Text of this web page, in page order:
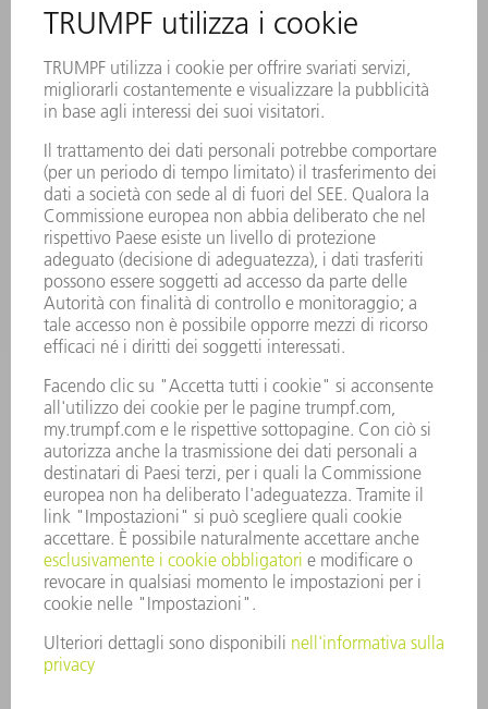
PRODOTTI
MACCHINE & SISTEMI
ELETTRONICA DI POTENZA
MACCHINE UTENSILI ELETTRICHE
SMART FACTORY
SOFTWARE
SERVICES
APPLICAZIONI
SETTORI
L'AZIENDA
CARRIERA
OFFERTE DI LAVORO
PROFILO DELL'AZIENDA
PRESIDENZA
RELAZIONE DI BILANCIO
PRINCIPI AZIENDALI
COMPLIANCE
SISTEMA DI WHISTLEBLOWING
SECURITY
COMUNICATI STAMPA
RIVISTE
SOSTENIBILITÀ
CLIMA E AMBIENTE
IMPEGNO SOCIALE E COMUNITARIO
GOVERNANCE AZIENDALE